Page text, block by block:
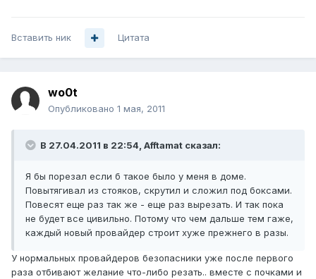
Вставить ник Цитата
wo0t
Опубликовано 1 мая, 2011
В 27.04.2011 в 22:54, Afftamat сказал:
Я бы порезал если б такое было у меня в доме.
Повытягивал из стояков, скрутил и сложил под боксами.
Повесят еще раз так же - еще раз вырезать. И так пока
не будет все цивильно. Потому что чем дальше тем гаже,
каждый новый провайдер строит хуже прежнего в разы.
У нормальных провайдеров безопасники уже после первого
раза отбивают желание что-либо резать.. вместе с почками и